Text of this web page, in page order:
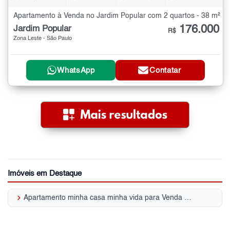
Apartamento à Venda no Jardim Popular com 2 quartos - 38 m²
Jardim Popular
Zona Leste - São Paulo
R$ 176.000
WhatsApp Contatar
Imóveis em Destaque
keyboard_arrow_right Apartamento minha casa minha vida para Venda | Jardim Popular